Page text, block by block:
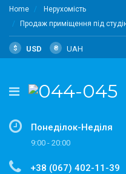
Home
Нерухомість
Продаж приміщення під
$ USD ₴ UAH
Понеділок-Неділя
9:00 - 20:00
+38 (067) 402-11-39